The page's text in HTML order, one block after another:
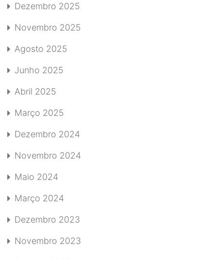
Dezembro 2025
Novembro 2025
Agosto 2025
Junho 2025
Abril 2025
Março 2025
Dezembro 2024
Novembro 2024
Maio 2024
Março 2024
Dezembro 2023
Novembro 2023